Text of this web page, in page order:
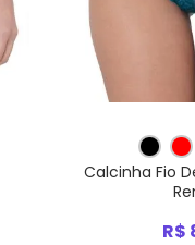
Calcinha Fio
R$